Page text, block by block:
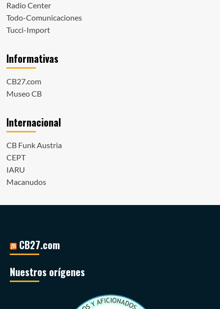
Radio Center
Todo-Comunicaciones
Tucci-Import
Informativas
CB27.com
Museo CB
Internacional
CB Funk Austria
CEPT
IARU
Macanudos
CB27.com
Nuestros orígenes